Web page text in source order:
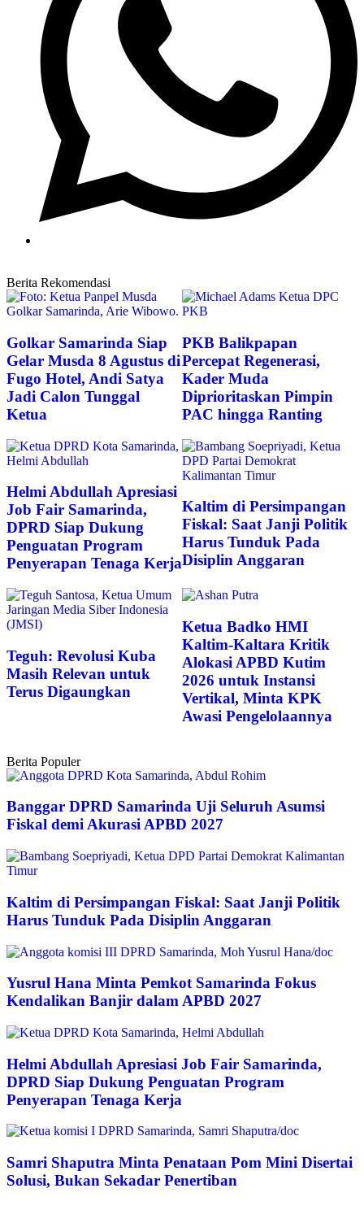
Berita Rekomendasi
Golkar Samarinda Siap
Gelar Musda 8 Agustus di
Fugo Hotel, Andi Satya
Jadi Calon Tunggal
Ketua
PKB Balikpapan
Percepat Regenerasi,
Kader Muda
Diprioritaskan Pimpin
PAC hingga Ranting
Helmi Abdullah Apresiasi
Job Fair Samarinda,
DPRD Siap Dukung
Penguatan Program
Penyerapan Tenaga Kerja
Kaltim di Persimpangan
Fiskal: Saat Janji Politik
Harus Tunduk Pada
Disiplin Anggaran
Teguh: Revolusi Kuba
Masih Relevan untuk
Terus Digaungkan
Ketua Badko HMI
Kaltim-Kaltara Kritik
Alokasi APBD Kutim
2026 untuk Instansi
Vertikal, Minta KPK
Awasi Pengelolaannya
Berita Populer
Banggar DPRD Samarinda Uji Seluruh Asumsi
Fiskal demi Akurasi APBD 2027
Kaltim di Persimpangan Fiskal: Saat Janji Politik
Harus Tunduk Pada Disiplin Anggaran
Yusrul Hana Minta Pemkot Samarinda Fokus
Kendalikan Banjir dalam APBD 2027
Helmi Abdullah Apresiasi Job Fair Samarinda,
DPRD Siap Dukung Penguatan Program
Penyerapan Tenaga Kerja
Samri Shaputra Minta Penataan Pom Mini Disertai
Solusi, Bukan Sekadar Penertiban